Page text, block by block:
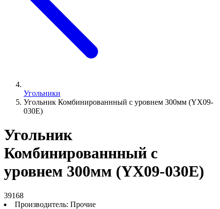
Угольники
Угольник Комбинированнный с уровнем 300мм (YX09-
030E)
Угольник
Комбинированнный с
уровнем 300мм (YX09-030E)
39168
Производитель: Прочие